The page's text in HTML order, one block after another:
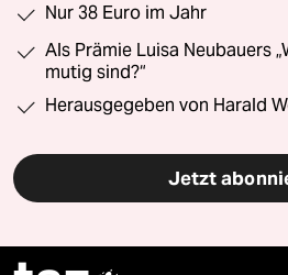
Nur 38 Euro im Jahr
Als Prämie Luisa Neubauers
mutig sind?“
Herausgegeben von Harald
Jetzt